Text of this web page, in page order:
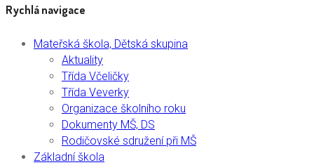
Rychlá navigace
Mateřská škola, Dětská skupina
Aktuality
Třída Včeličky
Třída Veverky
Organizace školního roku
Dokumenty MŠ, DS
Rodičovské sdružení při MŠ
Základní škola